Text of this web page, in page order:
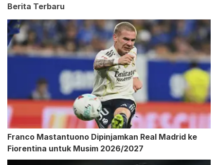
Berita Terbaru
Franco Mastantuono Dipinjamkan Real Madrid ke
Fiorentina untuk Musim 2026/2027